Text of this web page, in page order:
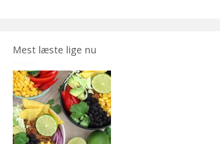
Mest læste lige nu